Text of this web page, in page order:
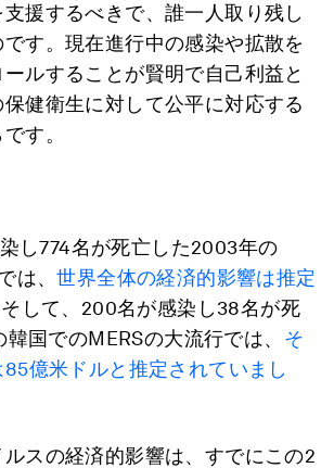
援するべきで、誰一人取り残し
す。現在進行中の感染や拡散を
ルすることが賢明で自己利益と
健衛生に対して公平に対応する
す。
し774名が死亡した2003年の
は、世界全体の経済的影響は推定
して、200名が感染し38名が死
国でのMERSの大流行では、 そ
億米ドルと推定されていまし
スの経済的影響は、すでにこの2